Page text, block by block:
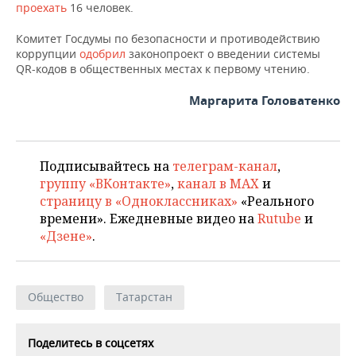
проехать 16 человек.
Комитет Госдумы по безопасности и противодействию
коррупции одобрил законопроект о введении системы
QR-кодов в общественных местах к первому чтению.
Маргарита Головатенко
Подписывайтесь на телеграм-канал,
группу «ВКонтакте»,канал в MAXи
страницу в «Одноклассниках» «Реального
времени». Ежедневные видео наRutube и
«Дзене».
Общество Татарстан
Поделитесь в соцсетях